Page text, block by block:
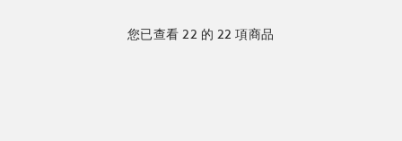
您已查看 22 的 22 項商品